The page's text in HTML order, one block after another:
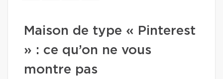
Maison de type « Pinterest
» : ce qu’on ne vous
montre pas